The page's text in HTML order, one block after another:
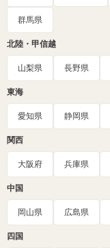
群馬県
北陸・甲信越
山梨県 長野県
東海
愛知県 静岡県
関西
大阪府 兵庫県
中国
岡山県 広島県
四国